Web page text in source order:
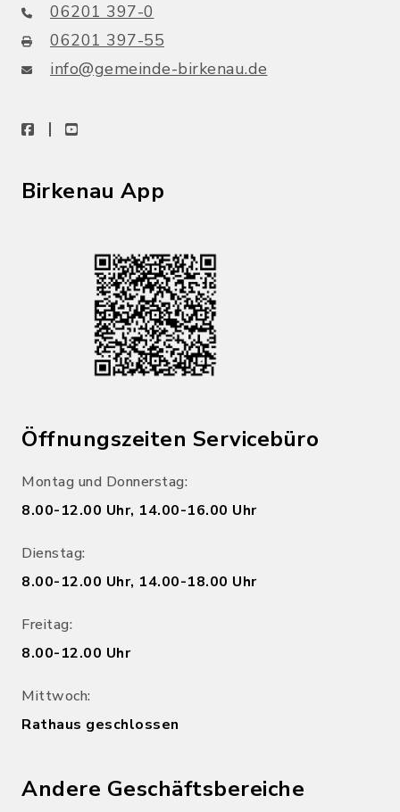
06201 397-0
06201 397-55
info@gemeinde-birkenau.de
facebookyoutube
Birkenau App
Öffnungszeiten Servicebüro
Montag und Donnerstag:
8.00-12.00 Uhr, 14.00-16.00 Uhr
Dienstag:
8.00-12.00 Uhr, 14.00-18.00 Uhr
Freitag:
8.00-12.00 Uhr
Mittwoch:
Rathaus geschlossen
Andere Geschäftsbereiche